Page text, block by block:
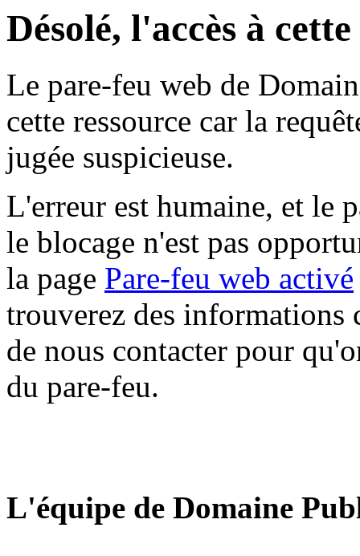
Désolé, l'accès à
Le pare-feu web de
cette ressource car la
jugée suspicieuse.
L'erreur est humaine, et le
le blocage n'est pas
la page Pare-feu web activé
trouverez des informations
de nous contacter pour
du pare-feu.
L'équipe de Domaine